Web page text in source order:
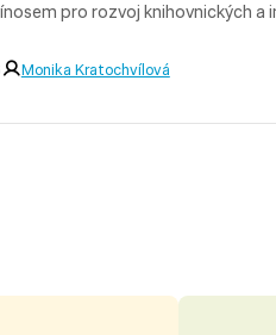
pro rozvoj knihovnických a
Monika Kratochvílová